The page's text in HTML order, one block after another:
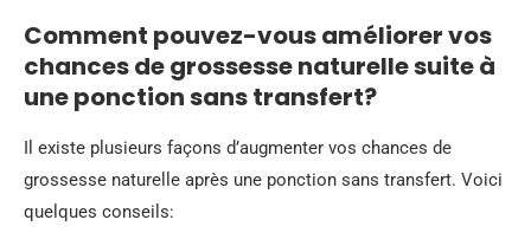
Comment pouvez-vous améliorer vos
chances de grossesse naturelle suite à
une ponction sans transfert?
Il existe plusieurs façons d’augmenter vos chances de
grossesse naturelle après une ponction sans transfert. Voici
quelques conseils: